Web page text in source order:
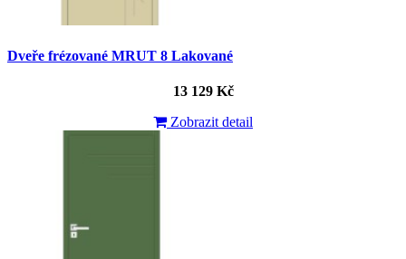
Dveře frézované MRUT 8 Lakované
13 129 Kč
Zobrazit detail